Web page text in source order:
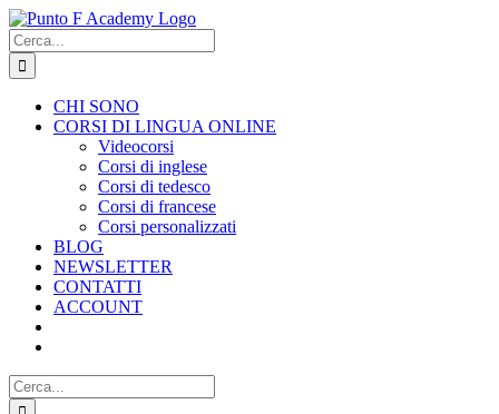
Salta
al
contenuto
Cerca
per:
CHI SONO
CORSI DI LINGUA ONLINE
Videocorsi
Corsi di inglese
Corsi di tedesco
Corsi di francese
Corsi personalizzati
BLOG
NEWSLETTER
CONTATTI
ACCOUNT
Cerca
per: